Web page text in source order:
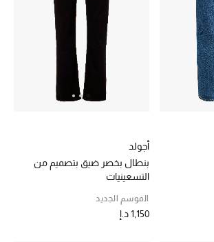
أجولد
بنطال بخصر ضيق بتصميم من
التسعينيات
الموسم الجديد
1,150 د.إ